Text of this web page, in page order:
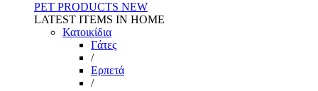
PET PRODUCTS NEW
LATEST ITEMS IN HOME
Κατοικίδια
Γάτες
/
Ερπετά
/